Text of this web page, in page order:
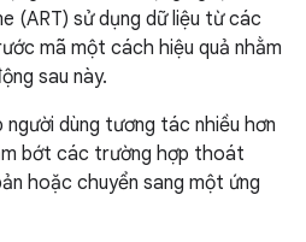
(ART) sử dụng dữ liệu từ các
mã một cách hiệu quả nhằm
sau này.
người dùng tương tác nhiều hơn
bớt các trường hợp thoát
hoặc chuyển sang một ứng